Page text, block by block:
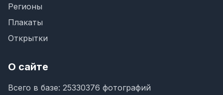
Регионы
Плакаты
Открытки
О сайте
Всего в базе: 25330376 фотографий